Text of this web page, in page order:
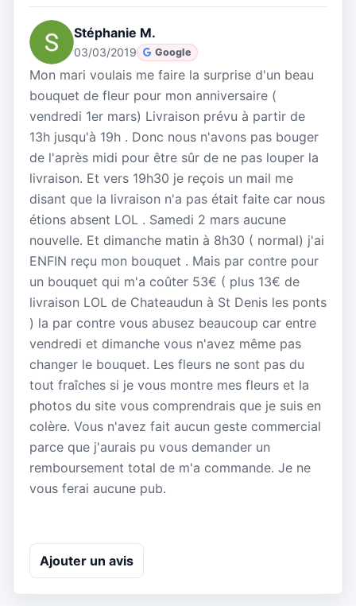
Stéphanie M.
03/03/2019 Google
Mon mari voulais me faire la surprise d'un beau
bouquet de fleur pour mon anniversaire (
vendredi 1er mars) Livraison prévu à partir de
13h jusqu'à 19h . Donc nous n'avons pas bouger
de l'après midi pour être sûr de ne pas louper la
livraison. Et vers 19h30 je reçois un mail me
disant que la livraison n'a pas était faite car nous
étions absent LOL . Samedi 2 mars aucune
nouvelle. Et dimanche matin à 8h30 ( normal) j'ai
ENFIN reçu mon bouquet . Mais par contre pour
un bouquet qui m'a coûter 53€ ( plus 13€ de
livraison LOL de Chateaudun à St Denis les ponts
) la par contre vous abusez beaucoup car entre
vendredi et dimanche vous n'avez même pas
changer le bouquet. Les fleurs ne sont pas du
tout fraîches si je vous montre mes fleurs et la
photos du site vous comprendrais que je suis en
colère. Vous n'avez fait aucun geste commercial
parce que j'aurais pu vous demander un
remboursement total de m'a commande. Je ne
vous ferai aucune pub.
Ajouter un avis